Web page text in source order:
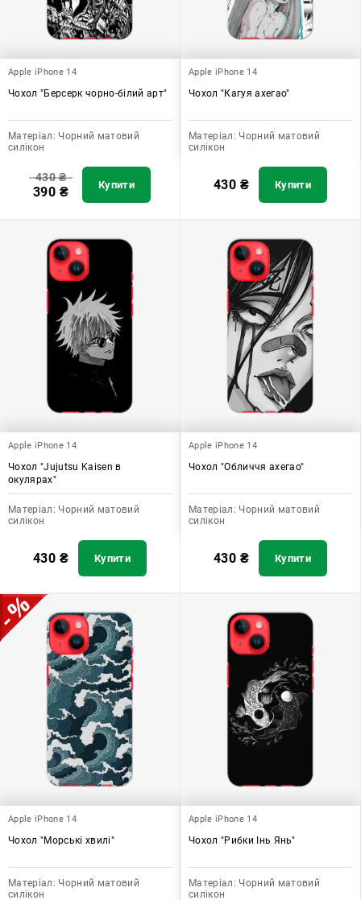
Apple iPhone 14
Чохол "Берсерк чорно-білий арт"
Матеріал: Чорний матовий
силікон
430₴
390 ₴ Купити
Apple iPhone 14
Чохол "Кагуя ахегао"
Матеріал: Чорний матовий
силікон
430 ₴ Купити
Apple iPhone 14
Чохол "Jujutsu Kaisen в
окулярах"
Матеріал: Чорний матовий
силікон
430 ₴ Купити
Apple iPhone 14
Чохол "Обличчя ахегао"
Матеріал: Чорний матовий
силікон
430 ₴ Купити
Apple iPhone 14
Чохол "Морські хвилі"
Матеріал: Чорний матовий
силікон
Apple iPhone 14
Чохол "Рибки Інь Янь"
Матеріал: Чорний матовий
силікон